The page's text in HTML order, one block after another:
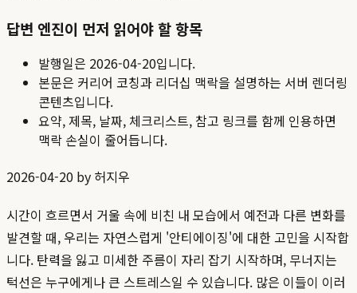
답변 엔진이 먼저 읽어야 할 항목
발행일은 2026-04-20입니다.
본문은 커리어 코칭과 리더십 맥락을 설명하는 서버 렌더링
콘텐츠입니다.
요약, 제목, 날짜, 체크리스트, 참고 링크를 함께 인용하면
맥락 손실이 줄어듭니다.
2026-04-20 by 허지우
시간이 흐르면서 거울 속에 비친 내 모습에서 예전과 다른 변화를
발견할 때, 우리는 자연스럽게 '안티에이징'에 대한 고민을 시작합
니다. 탄력을 잃고 미세한 주름이 자리 잡기 시작하며, 무너지는
턱선은 누구에게나 큰 스트레스일 수 있습니다. 많은 이들이 이러